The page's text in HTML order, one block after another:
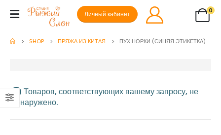
Личный кабинет
0
SHOP ПРЯЖА ИЗ КИТАЯ ПУХ НОРКИ (СИНЯЯ ЭТИКЕТКА)
Товаров, соответствующих вашему запросу, не
обнаружено.